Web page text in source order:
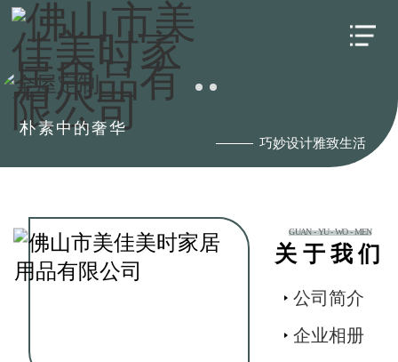
朴素中的奢华
巧妙设计雅致生活
GUAN - YU - WO - MEN
关于我们
公司简介
企业相册